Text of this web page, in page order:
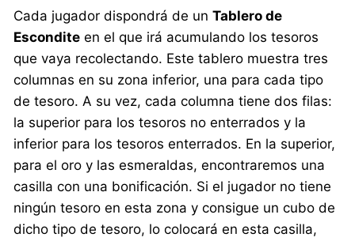
Cada jugador dispondrá de unTablero de
Escondite en el que irá acumulando los tesoros
que vaya recolectando. Este tablero muestra tres
columnas en su zona inferior, una para cada tipo
de tesoro. A su vez, cada columna tiene dos filas:
la superior para los tesoros no enterrados y la
inferior para los tesoros enterrados. En la superior,
para el oro y las esmeraldas, encontraremos una
casilla con una bonificación. Si el jugador no tiene
ningún tesoro en esta zona y consigue un cubo de
dicho tipo de tesoro, lo colocará en esta casilla,